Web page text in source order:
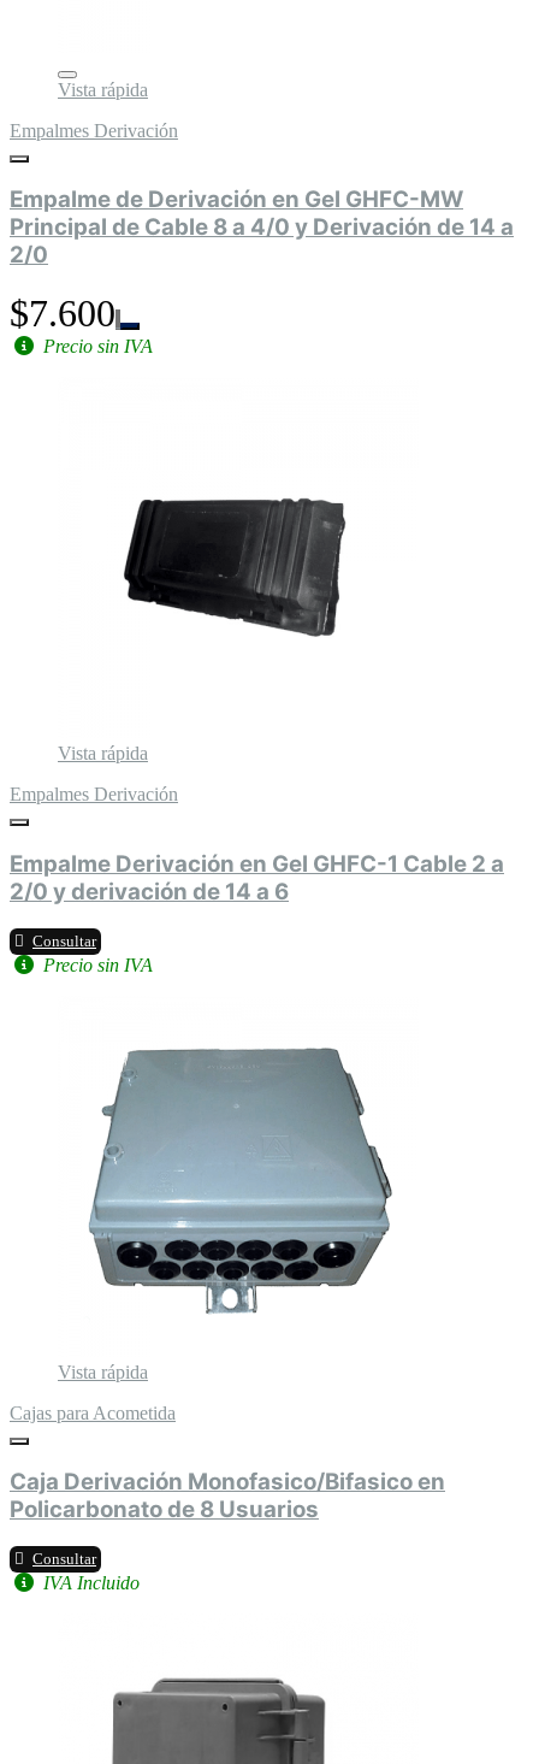
Vista rápida
Empalmes Derivación
Empalme de Derivación en Gel GHFC-MW
Principal de Cable 8 a 4/0 y Derivación de 14 a
2/0
$7.600
Precio sin IVA
Vista rápida
Empalmes Derivación
Empalme Derivación en Gel GHFC-1 Cable 2 a
2/0 y derivación de 14 a 6
Consultar
Precio sin IVA
Vista rápida
Cajas para Acometida
Caja Derivación Monofasico/Bifasico en
Policarbonato de 8 Usuarios
Consultar
IVA Incluido